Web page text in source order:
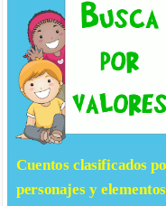
Cuentos clasificados
personajes y elementos